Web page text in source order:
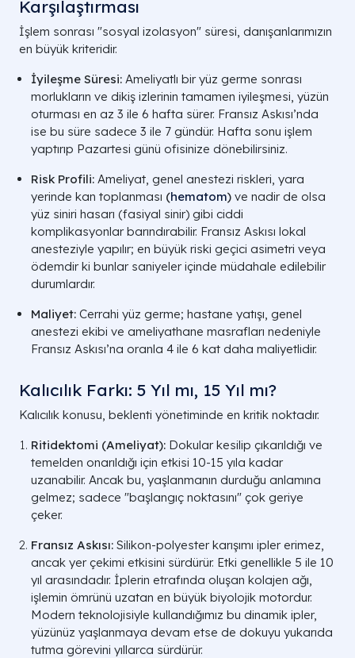
Karşılaştırması
İşlem sonrası "sosyal izolasyon" süresi, danışanlarımızın
en büyük kriteridir.
İyileşme Süresi: Ameliyatlı bir yüz germe sonrası
morlukların ve dikiş izlerinin tamamen iyileşmesi, yüzün
oturması en az 3 ile 6 hafta sürer. Fransız Askısı’nda
ise bu süre sadece 3 ile 7 gündür. Hafta sonu işlem
yaptırıp Pazartesi günü ofisinize dönebilirsiniz.
Risk Profili: Ameliyat, genel anestezi riskleri, yara
yerinde kan toplanması (hematom) ve nadir de olsa
yüz siniri hasarı (fasiyal sinir) gibi ciddi
komplikasyonlar barındırabilir. Fransız Askısı lokal
anesteziyle yapılır; en büyük riski geçici asimetri veya
ödemdir ki bunlar saniyeler içinde müdahale edilebilir
durumlardır.
Maliyet: Cerrahi yüz germe; hastane yatışı, genel
anestezi ekibi ve ameliyathane masrafları nedeniyle
Fransız Askısı’na oranla 4 ile 6 kat daha maliyetlidir.
Kalıcılık Farkı: 5 Yıl mı, 15 Yıl mı?
Kalıcılık konusu, beklenti yönetiminde en kritik noktadır.
Ritidektomi (Ameliyat): Dokular kesilip çıkarıldığı ve
temelden onarıldığı için etkisi 10-15 yıla kadar
uzanabilir. Ancak bu, yaşlanmanın durduğu anlamına
gelmez; sadece "başlangıç noktasını" çok geriye
çeker.
Fransız Askısı: Silikon-polyester karışımı ipler erimez,
ancak yer çekimi etkisini sürdürür. Etki genellikle 5 ile 10
yıl arasındadır. İplerin etrafında oluşan kolajen ağı,
işlemin ömrünü uzatan en büyük biyolojik motordur.
Modern teknolojisiyle kullandığımız bu dinamik ipler,
yüzünüz yaşlanmaya devam etse de dokuyu yukarıda
tutma görevini yıllarca sürdürür.